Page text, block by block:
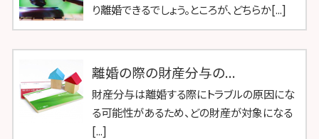
り離婚できるでしょう。ところが、どちらか[...]
離婚の際の財産分与の...
財産分与は離婚する際にトラブルの原因にな
る可能性があるため、どの財産が対象になる
[...]